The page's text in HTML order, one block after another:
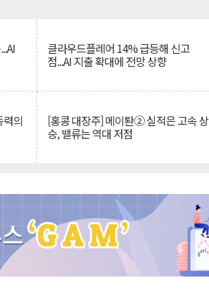
클라우드플레어 14% 급등해 신고
점...AI 지출 확대에 전망 상향
의 [홍콩 대장주] 메이퇀② 실적은 고속 상
승, 밸류는 역대 저점